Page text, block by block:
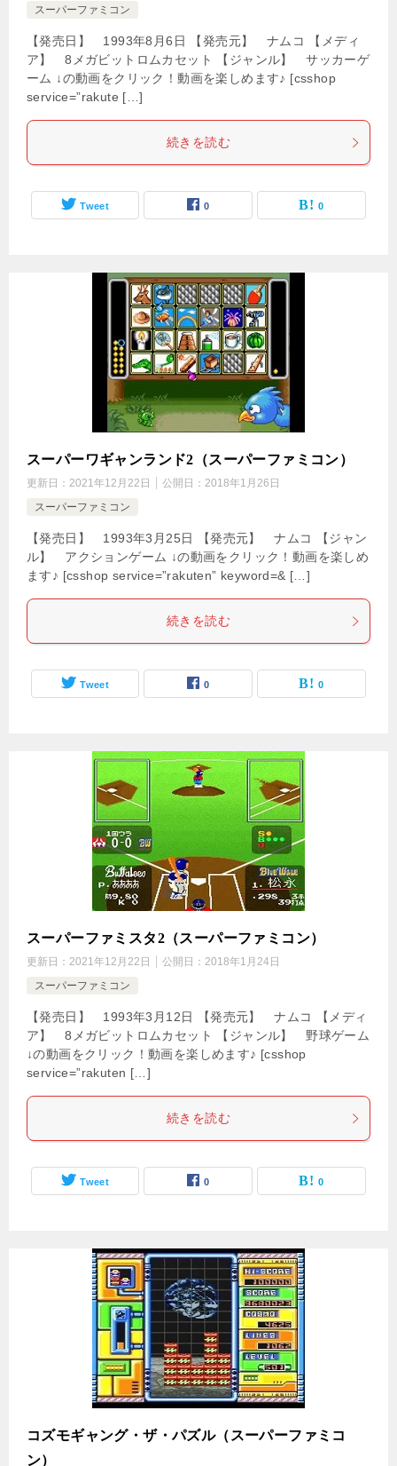
スーパーファミコン
【発売日】 1993年8月6日 【発売元】 ナムコ 【メディ
ア】 8メガビットロムカセット 【ジャンル】 サッカーゲ
ーム ↓の動画をクリック！動画を楽しめます♪ [csshop
service=”rakute […]
続きを読む
Tweet 0 0
スーパーワギャンランド2（スーパーファミコン）
更新日： 2021年12月22日 公開日： 2018年1月26日
スーパーファミコン
【発売日】 1993年3月25日 【発売元】 ナムコ 【ジャン
ル】 アクションゲーム ↓の動画をクリック！動画を楽しめ
ます♪ [csshop service=”rakuten” keyword=& […]
続きを読む
Tweet 0 0
スーパーファミスタ2（スーパーファミコン）
更新日： 2021年12月22日 公開日： 2018年1月24日
スーパーファミコン
【発売日】 1993年3月12日 【発売元】 ナムコ 【メディ
ア】 8メガビットロムカセット 【ジャンル】 野球ゲーム
↓の動画をクリック！動画を楽しめます♪ [csshop
service=”rakuten […]
続きを読む
Tweet 0 0
コズモギャング・ザ・パズル（スーパーファミコ
ン）